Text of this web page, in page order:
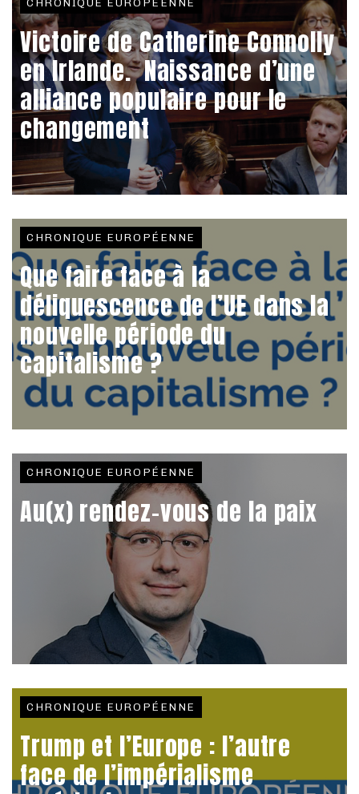
Victoire de Catherine Connolly
en Irlande. Naissance d’une
alliance populaire pour le
changement
CHRONIQUE EUROPÉENNE
Que faire face à la
déliquescence de l’UE dans la
nouvelle période du
capitalisme ?
CHRONIQUE EUROPÉENNE
Au(x) rendez-vous de la paix
CHRONIQUE EUROPÉENNE
Trump et l’Europe : l’autre
face de l’impérialisme